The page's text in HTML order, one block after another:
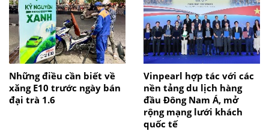
Những điều cần biết về
xăng E10 trước ngày bán
đại trà 1.6
Vinpearl hợp tác với các
nền tảng du lịch hàng
đầu Đông Nam Á, mở
rộng mạng lưới khách
quốc tế